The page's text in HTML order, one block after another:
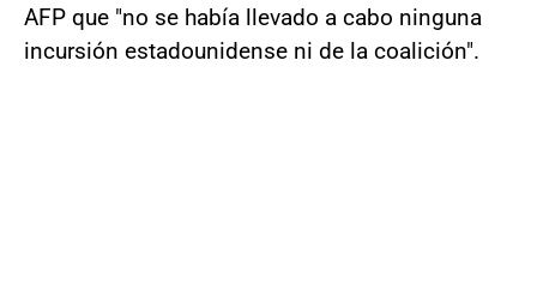
AFP que "no se había llevado a cabo ninguna
incursión estadounidense ni de la coalición".